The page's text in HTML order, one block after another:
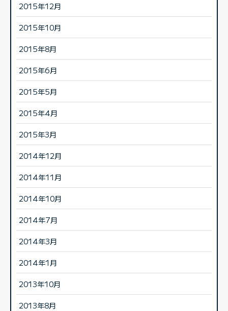
2015年12月
2015年10月
2015年8月
2015年6月
2015年5月
2015年4月
2015年3月
2014年12月
2014年11月
2014年10月
2014年7月
2014年3月
2014年1月
2013年10月
2013年8月